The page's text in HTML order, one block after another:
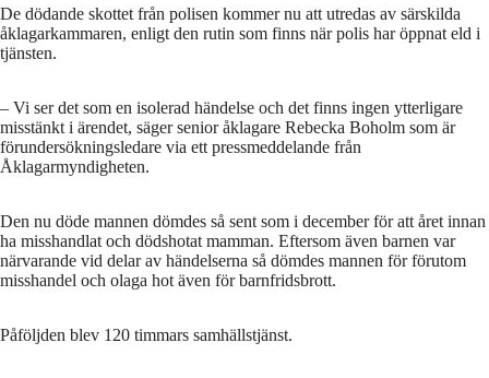
De dödande skottet från polisen kommer nu att utredas av särskilda
åklagarkammaren, enligt den rutin som finns när polis har öppnat eld i
tjänsten.
– Vi ser det som en isolerad händelse och det finns ingen ytterligare
misstänkt i ärendet, säger senior åklagare Rebecka Boholm som är
förundersökningsledare via ett pressmeddelande från
Åklagarmyndigheten.
Den nu döde mannen dömdes så sent som i december för att året innan
ha misshandlat och dödshotat mamman. Eftersom även barnen var
närvarande vid delar av händelserna så dömdes mannen för förutom
misshandel och olaga hot även för barnfridsbrott.
Påföljden blev 120 timmars samhällstjänst.